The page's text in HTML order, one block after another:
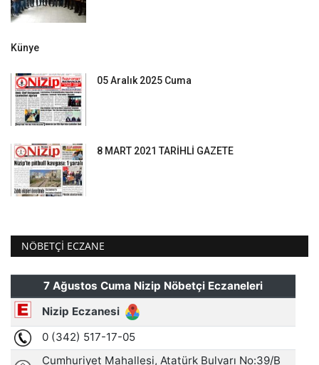
Künye
05 Aralık 2025 Cuma
8 MART 2021 TARİHLİ GAZETE
NÖBETÇI ECZANE